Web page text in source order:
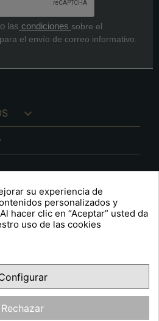
las condiciones sobre el
el envío de correo informativo.

FacebookYouTubePinterest
su experiencia de
personalizados y
hacer clic en “Aceptar” usted da
uso de las cookies
Rechazar